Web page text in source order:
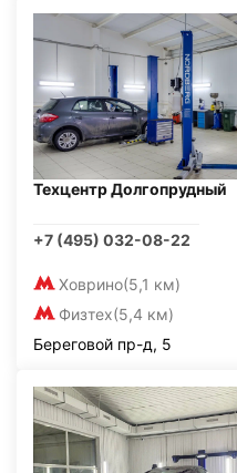
Техцентр Долгопрудный
+7 (495) 032-08-22
Ховрино(5,1 км)
Физтех(5,4 км)
Береговой пр-д, 5